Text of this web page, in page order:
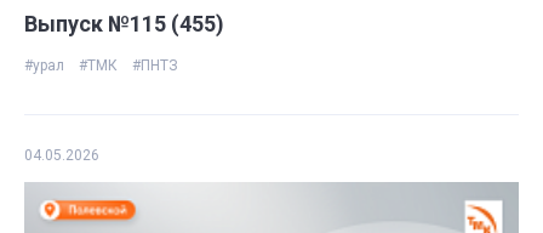
Выпуск №115 (455)
#урал #ТМК #ПНТЗ
04.05.2026